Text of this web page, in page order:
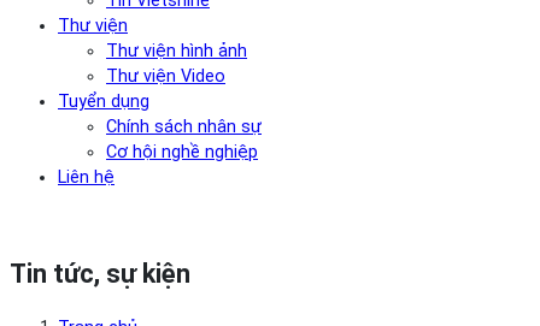
Thư viện
Thư viện hình ảnh
Thư viện Video
Tuyển dụng
Chính sách nhân sự
Cơ hội nghề nghiệp
Liên hệ
Tin tức, sự kiện